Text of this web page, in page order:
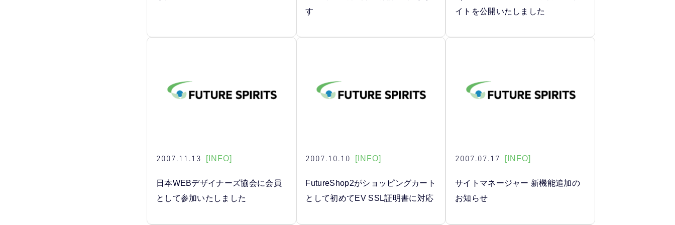
す
イトを公開いたしました
2007.11.13 [INFO]
日本WEBデザイナーズ協会に会員
として参加いたしました
2007.10.10 [INFO]
FutureShop2がショッピングカート
として初めてEV SSL証明書に対応
2007.07.17 [INFO]
サイトマネージャー 新機能追加の
お知らせ